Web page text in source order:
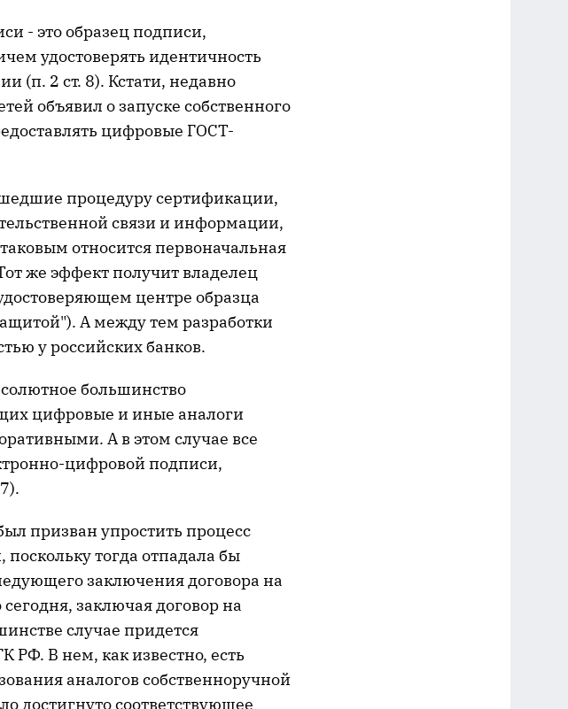
- это образец подписи,
удостоверять идентичность
(п. 2 ст. 8). Кстати, недавно
объявил о запуске собственного
цифровые ГОСТ-
процедуру сертификации,
связи и информации,
относится первоначальная
же эффект получит владелец
центре образца
А между тем разработки
у российских банков.
большинство
цифровые и иные аналоги
А в этом случае все
цифровой подписи,
призван упростить процесс
тогда отпадала бы
заключения договора на
заключая договор на
случае придется
РФ. В нем, как известно, есть
аналогов собственноручной
достигнуто соответствующее